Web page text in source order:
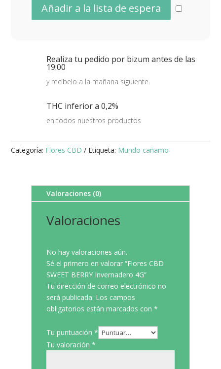
Realiza tu pedido por bizum antes de las
19:00
y recibelo a la mañana siguiente.
THC inferior a 0,2%
en todos nuestros productos
Categoría: Flores CBD Etiqueta: Mundo cañamo
Valoraciones (0)
Valoraciones
No hay valoraciones aún.
Sé el primero en valorar “Flores CBD
SWEET BERRY Invernadero 4G”
Tu dirección de correo electrónico no
será publicada. Los campos
obligatorios están marcados con *
Tu puntuación *
Tu valoración *